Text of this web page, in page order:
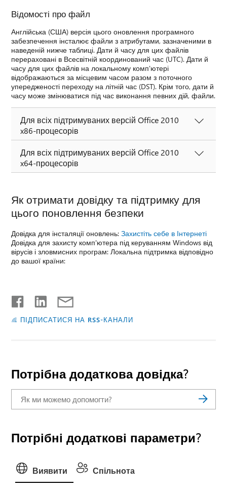
Відомості про файл
Англійська (США) версія цього оновлення програмного
забезпечення інсталює файли з атрибутами, зазначеними в
наведеній нижче таблиці. Дати й часу для цих файлів
перераховані в Всесвітній координований час (UTC). Дати й
часу для цих файлів на локальному комп'ютері
відображаються за місцевим часом разом з поточного
упередженості переходу на літній час (DST). Крім того, дати й
часу може змінюватися під час виконання певних дій, файли.
Для всіх підтримуваних версій Office 2010
x86-процесорів
Для всіх підтримуваних версій Office 2010
x64-процесорів
Як отримати довідку та підтримку для
цього поновлення безпеки
Довідка для інсталяції оновлень:Захистіть себе в Інтернеті
Довідка для захисту комп'ютера під керуванням Windows від
вірусів і зловмисних програм: Локальна підтримка відповідно
до вашої країни:
ПІДПИСАТИСЯ НА RSS-КАНАЛИ
Потрібна додаткова довідка?
Потрібні додаткові параметри?
Виявити Спільнота